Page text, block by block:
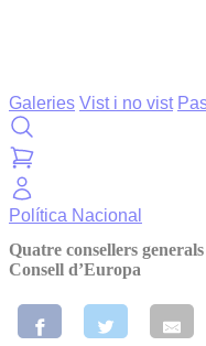
Galeries Vist i no vist
Política Nacional
Quatre consellers
Consell d’Europa